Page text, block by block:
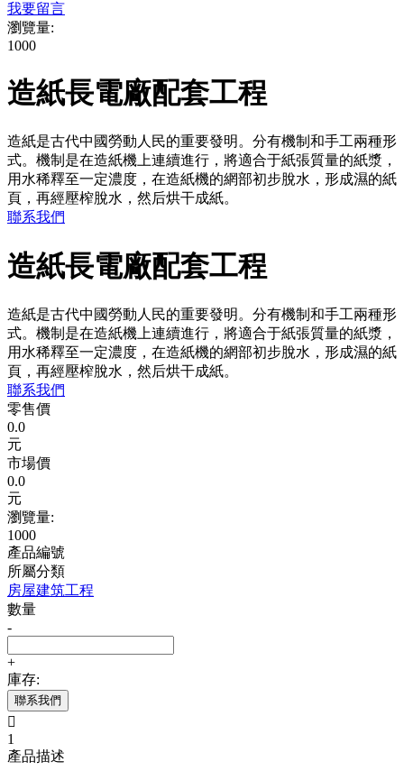
我要留言
瀏覽量:
1000
造紙長電廠配套工程
造紙是古代中國勞動人民的重要發明。分有機制和手工兩種形
式。機制是在造紙機上連續進行，將適合于紙張質量的紙漿，
用水稀釋至一定濃度，在造紙機的網部初步脫水，形成濕的紙
頁，再經壓榨脫水，然后烘干成紙。
聯系我們
造紙長電廠配套工程
造紙是古代中國勞動人民的重要發明。分有機制和手工兩種形
式。機制是在造紙機上連續進行，將適合于紙張質量的紙漿，
用水稀釋至一定濃度，在造紙機的網部初步脫水，形成濕的紙
頁，再經壓榨脫水，然后烘干成紙。
聯系我們
零售價
0.0
元
市場價
0.0
元
瀏覽量:
1000
產品編號
所屬分類
房屋建筑工程
數量
-
+
庫存:
聯系我們

1
產品描述